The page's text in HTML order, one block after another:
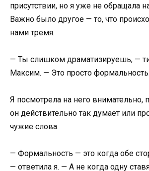
присутствии, но я уже не обращала
Важно было другое — то, что
нами тремя.
— Ты слишком драматизируешь, —
Максим. — Это просто формальность.
Я посмотрела на него внимательно,
он действительно так думает или
чужие слова.
— Формальность — это когда обе
— ответила я. — А не когда одну